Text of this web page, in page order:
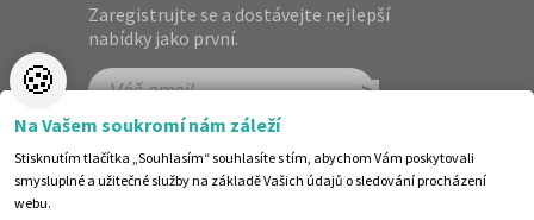
Zaregistrujte se a dostávejte nejlepší
nabídky jako první.
🍪
Na Vašem soukromí nám záleží
Stisknutím tlačítka „Souhlasím“ souhlasíte s tím, abychom Vám poskytovali
smysluplné a užitečné služby na základě Vašich údajů o sledování procházení
webu.